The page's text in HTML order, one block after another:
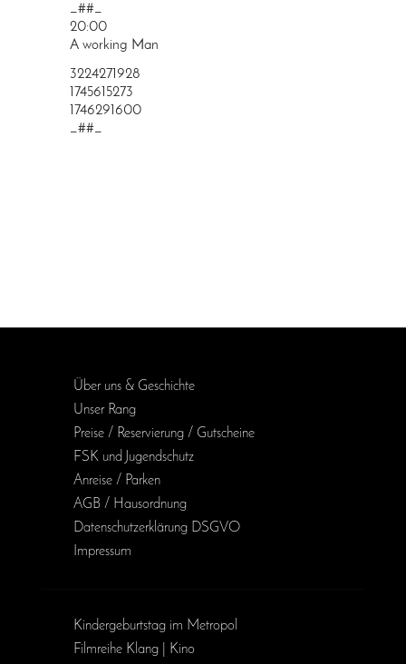
_##_
20:00
A working Man
3224271928
1745615273
1746291600
_##_
Über uns & Geschichte
Unser Rang
Preise / Reservierung / Gutscheine
FSK und Jugendschutz
Anreise / Parken
AGB / Haus­ordnung
Daten­schutz­erklärung DSGVO
Impressum
Kinder­geburts­tag im Metropol
Filmreihe Klang | Kino